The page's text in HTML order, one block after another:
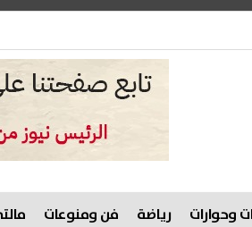
وحوارات رياضة فن ومنوعات